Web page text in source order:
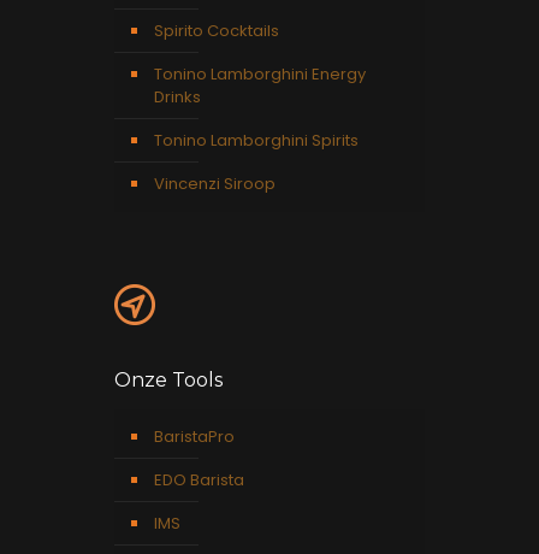
Spirito Cocktails
Tonino Lamborghini Energy
Drinks
Tonino Lamborghini Spirits
Vincenzi Siroop
Onze Tools
BaristaPro
EDO Barista
IMS